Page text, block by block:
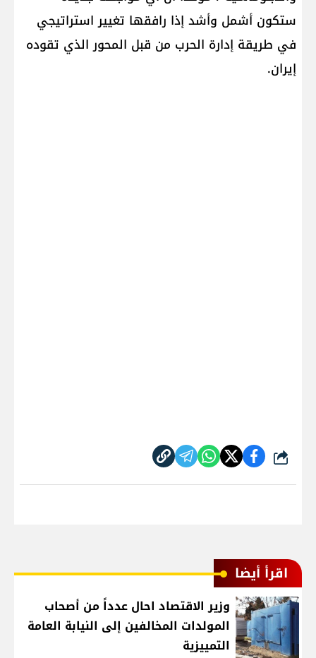
ستكون أشمل وأشد إذا رافقها تغيير استراتيجي
في طريقة إدارة الحرب من قبل المحور الذي تقوده
إيران.
شارك
اقرأ أيضا
وزير الاقتصاد احال عدداً من أصحاب
المولدات المخالفين إلى النيابة العامة
التمييزية